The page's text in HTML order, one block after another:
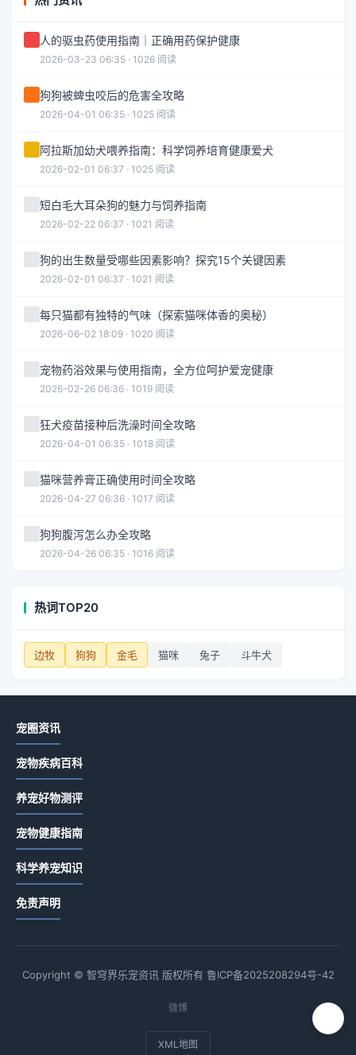
人的驱虫药使用指南｜正确用药保护健康
2026-03-23 06:35 · 1026 阅读
狗狗被蜱虫咬后的危害全攻略
2026-04-01 06:35 · 1025 阅读
阿拉斯加幼犬喂养指南：科学饲养培育健康爱犬
2026-02-01 06:37 · 1025 阅读
短白毛大耳朵狗的魅力与饲养指南
2026-02-22 06:37 · 1021 阅读
狗的出生数量受哪些因素影响？探究15个关键因素
2026-02-01 06:37 · 1021 阅读
每只猫都有独特的气味（探索猫咪体香的奥秘）
2026-06-02 18:09 · 1020 阅读
宠物药浴效果与使用指南，全方位呵护爱宠健康
2026-02-26 06:36 · 1019 阅读
狂犬疫苗接种后洗澡时间全攻略
2026-04-01 06:35 · 1018 阅读
猫咪营养膏正确使用时间全攻略
2026-04-27 06:36 · 1017 阅读
狗狗腹泻怎么办全攻略
2026-04-26 06:35 · 1016 阅读
热词TOP20
边牧 狗狗 金毛 猫咪 兔子 斗牛犬
宠圈资讯
宠物疾病百科
养宠好物测评
宠物健康指南
科学养宠知识
免责声明
Copyright © 智穹界乐宠资讯 版权所有 鲁ICP备2025208294号-42
微博
XML地图